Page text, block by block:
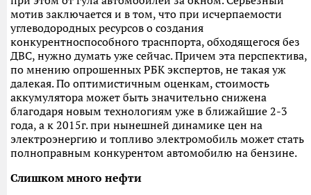
мотив заключается и в том, что при исчерпаемости
углеводородных ресурсов о создания
конкурентноспособного траснпорта, обходящегося без
ДВС, нужно думать уже сейчас. Причем эта перспектива,
по мнению опрошенных РБК экспертов, не такая уж
далекая. По оптимистичным оценкам, стоимость
аккумулятора может быть значительно снижена
благодаря новым технологиям уже в ближайшие 2-3
года, а к 2015г. при нынешней динамике цен на
электроэнергию и топливо электромобиль может стать
полноправным конкурентом автомобилю на бензине.
Слишком много нефти